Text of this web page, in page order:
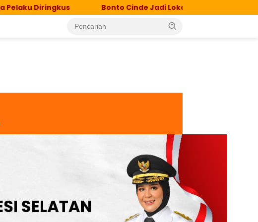
Bonto Cinde Jadi Lokasi Percepatan Eliminasi TB, Langkah